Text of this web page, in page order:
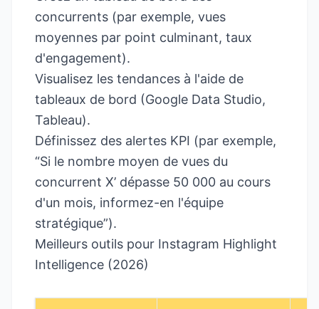
concurrents (par exemple, vues
moyennes par point culminant, taux
d'engagement).
Visualisez les tendances à l'aide de
tableaux de bord (Google Data Studio,
Tableau).
Définissez des alertes KPI (par exemple,
“Si le nombre moyen de vues du
concurrent X’ dépasse 50 000 au cours
d'un mois, informez-en l'équipe
stratégique”).
Meilleurs outils pour Instagram Highlight
Intelligence (2026)